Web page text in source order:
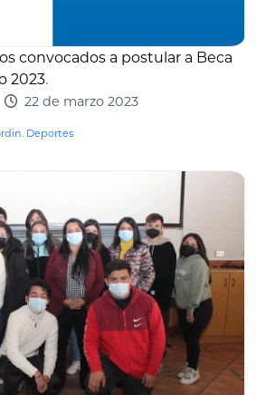
convocados a postular a Beca
2023.
22 de marzo 2023
Deportes